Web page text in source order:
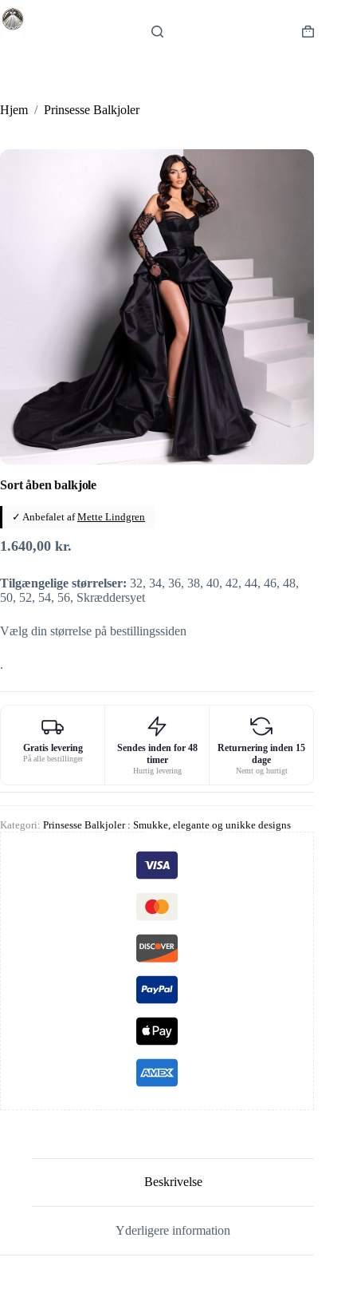
Fortsæt
til
indhold
Hjem / Prinsesse Balkjoler
Sort åben balkjole
✓ Anbefalet afMette Lindgren
1.640,00 kr.
Tilgængelige størrelser: 32, 34, 36, 38, 40, 42, 44, 46, 48,
50, 52, 54, 56, Skræddersyet
Vælg din størrelse på bestillingssiden
.
Gratis levering
På alle bestillinger
Sendes inden for 48
timer
Hurtig levering
Returnering inden 15
dage
Nemt og hurtigt
Kategori: Prinsesse Balkjoler : Smukke, elegante og unikke designs
Beskrivelse
Yderligere information